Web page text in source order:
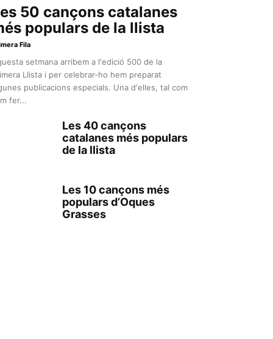
50 cançons catalanes
populars de la llista
Fila
setmana arribem a l'edició 500 de la
Llista i per celebrar-ho hem preparat
publicacions especials. Una d'elles, tal com
fer...
Les 40 cançons
catalanes més populars
de la llista
Les 10 cançons més
populars d’Oques
Grasses